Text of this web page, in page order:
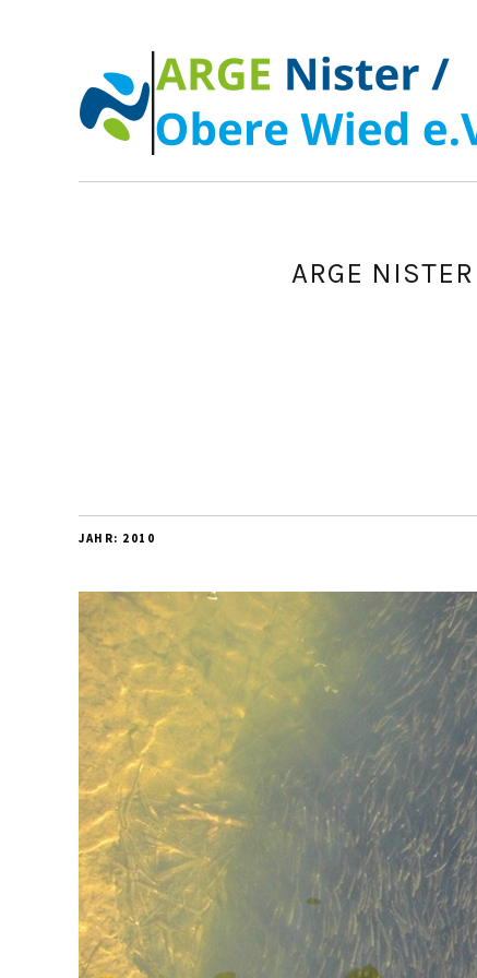
ARGE NISTER
JAHR: 2010